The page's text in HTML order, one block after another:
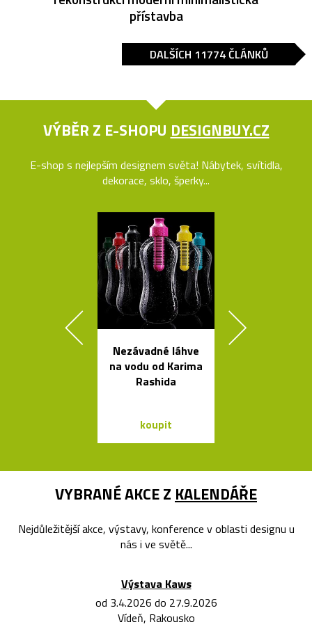
přístavba
DALŠÍCH 11774 ČLÁNKŮ
VÝBĚR Z E-SHOPU DESIGNBUY.CZ
E-shop s nejlepším designem světa! Nábytek, svítidla,
dekorace, sklo, šperky...
Nezávadné láhve
na vodu od Karima
Rashida
koupit
VYBRANÉ AKCE Z KALENDÁŘE
Nejdůležitější akce, výstavy, konference v oblasti designu u
nás i ve světě...
Výstava Kaws
od 3.4.2026 do 27.9.2026
Vídeň, Rakousko